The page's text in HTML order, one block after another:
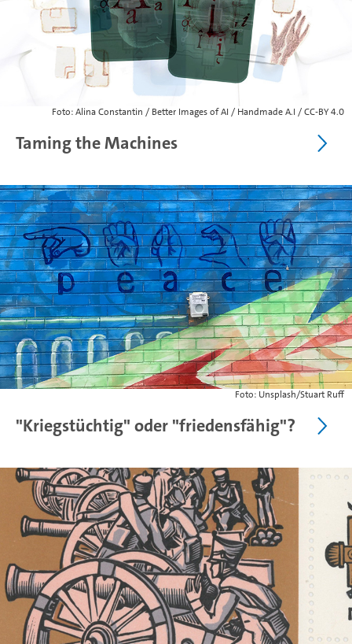
Foto: Alina Constantin / Better Images of AI / Handmade A.I / CC-BY 4.0
Taming the Machines
Foto: Unsplash/Stuart Ruff
"Kriegstüchtig" oder "friedensfähig"?